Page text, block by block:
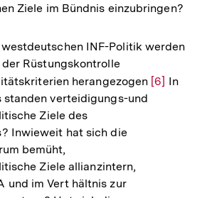
Ziele im Bündnis einzubringen?
INF-Politik werden
Rüstungskontrolle
herangezogen Zur
[6] In
standen verteidigungs-und
Ziele des
Inwieweit hat sich die
bemüht,
Ziele allianzintern,
und im Vert hältnis zur